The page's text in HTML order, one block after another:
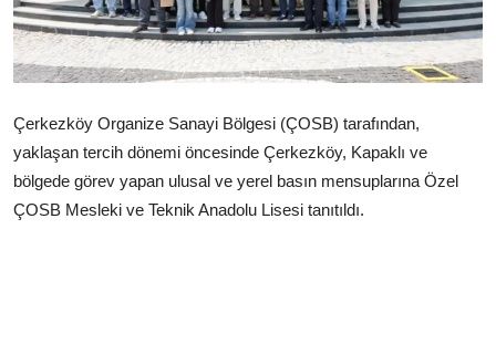
Çerkezköy
Çerkezköy Organize Sanayi Bölgesi (ÇOSB) tarafından,
yaklaşan tercih dönemi öncesinde Çerkezköy, Kapaklı ve
bölgede görev yapan ulusal ve yerel basın mensuplarına Özel
ÇOSB Mesleki ve Teknik Anadolu Lisesi tanıtıldı.